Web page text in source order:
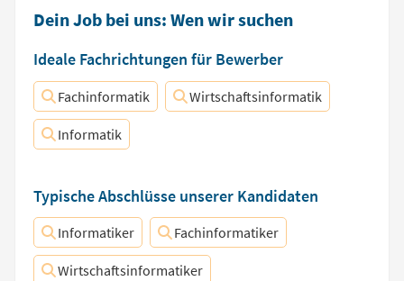
Dein Job bei uns: Wen wir suchen
Ideale Fachrichtungen für Bewerber
Fachinformatik Wirtschaftsinformatik
Informatik
Typische Abschlüsse unserer Kandidaten
Informatiker Fachinformatiker
Wirtschaftsinformatiker